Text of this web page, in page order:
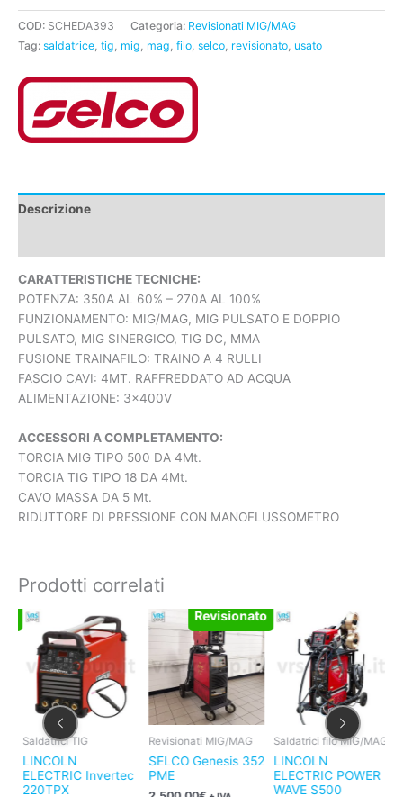
COD: SCHEDA393 Categoria: Revisionati MIG/MAG
Tag: saldatrice tig mig mag filo selco revisionato usato
Descrizione
CARATTERISTICHE TECNICHE:
POTENZA: 350A AL 60% – 270A AL 100%
FUNZIONAMENTO: MIG/MAG, MIG PULSATO E DOPPIO
PULSATO, MIG SINERGICO, TIG DC, MMA
FUSIONE TRAINAFILO: TRAINO A 4 RULLI
FASCIO CAVI: 4MT. RAFFREDDATO AD ACQUA
ALIMENTAZIONE: 3x400V
ACCESSORI A COMPLETAMENTO:
TORCIA MIG TIPO 500 DA 4Mt.
TORCIA TIG TIPO 18 DA 4Mt.
CAVO MASSA DA 5 Mt.
RIDUTTORE DI PRESSIONE CON MANOFLUSSOMETRO
Prodotti correlati
Saldatrici TIG
LINCOLN
ELECTRIC Invertec
220TPX
prezzo
originale
era:
2.820,68€.
prezzo
2.150,00€.
Revisionato
Revisionati MIG/MAG
SELCO Genesis 352
PME
Saldatrici filo MIG/MAG
LINCOLN
ELECTRIC POWER
WAVE S500